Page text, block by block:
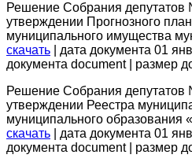
Решение Собрания
утверждении Прогнозного
муниципального имущества
скачать | дата документа 01
документа document | размер
Решение Собрания
утверждении Реестра
муниципального образования
скачать | дата документа 01
документа document | размер